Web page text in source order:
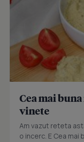
Cea mai
vinete
Am vazut reteta
o incerc. E Cea